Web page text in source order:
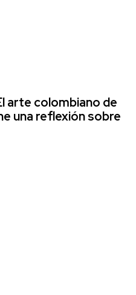
arte colombiano de
una reflexión sobre